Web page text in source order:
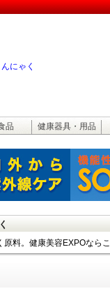
にゃく
品 健康器具・用品
原料。健康美容EXPOなら